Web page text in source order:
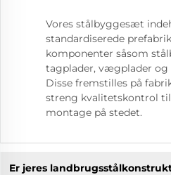
Vores stålbyggesæt
standardiserede
komponenter såsom
tagplader, vægplader og
Disse fremstilles på
streng kvalitetskontrol
montage på stedet.
Er jeres